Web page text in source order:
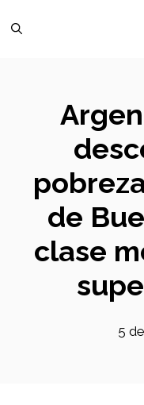
de
clase
5